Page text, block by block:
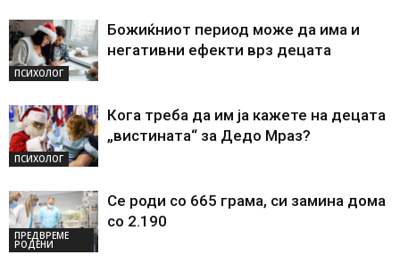
ПСИХОЛОГ
Божиќниот период може да има и
негативни ефекти врз децата
ПСИХОЛОГ
Кога треба да им ја кажете на децата
„вистината“ за Дедо Мраз?
ПРЕДВРЕМЕ
РОДЕНИ
Се роди со 665 грама, си замина дома
со 2.190